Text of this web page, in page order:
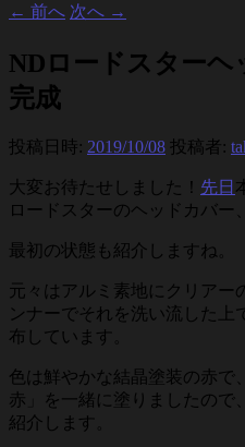
← 前へ 次へ →
NDロードスターヘ
完成
投稿日時: 2019/10/08 投稿者:
大変お待たせしました！ 先日
ロードスターのヘッドカバー
最初の状態も紹介しますね。
元々はアルミ素地にクリアー
ンナーでそれを洗い流した上
布しています。
色は鮮やかな結晶塗装の赤で
赤」を一緒に塗りましたので
紹介します。